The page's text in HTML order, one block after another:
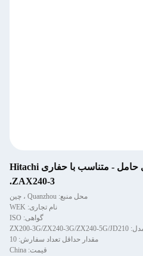
9234984 و 9270478 رولرهای حامل - متناسب با حفاری Hitachi
مقدار حداقل تعداد سفارش: 10